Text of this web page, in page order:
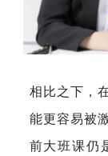
相比之下，
能更容易被
前大班课仍